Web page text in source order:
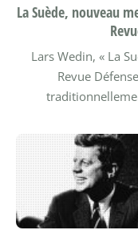
La Suède, nouveau
Lars Wedin, « La
Revue